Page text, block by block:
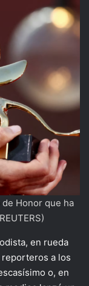
Honor que ha
en rueda
a los
o, en